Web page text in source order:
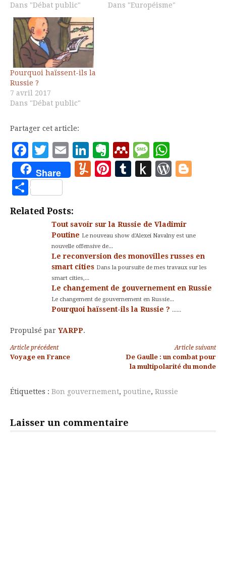
Dans "Débat public"
Dans "Européisme"
Pourquoi haïssent-ils la
Russie ?
7 avril 2017
Dans "Débat public"
Partager cet article:
Facebook
Twitter
EmailLinkedIn
Evernote
Mendeley
Message
Share Yummly
Pinterest
Tumblr
Push
Partager
Related Posts:
Tout savoir sur la Russie de Vladimir
Poutine Le nouveau show d'Alexei Navalny est une
nouvelle offensive de...
Le reconversion des monovilles russes en
smart cities Dans la poursuite de mes travaux sur les
smart cities,...
Le changement de gouvernement en Russie
Le changement de gouvernement en Russie...
Pourquoi haïssent-ils la Russie ? ......
Propulsé par YARPP.
Lire
suite
Article précédent
Voyage en France
Article suivant
De Gaulle : un combat pour
la multipolarité du monde
Étiquettes : Bon gouvernement, poutine, Russie
Laisser un commentaire